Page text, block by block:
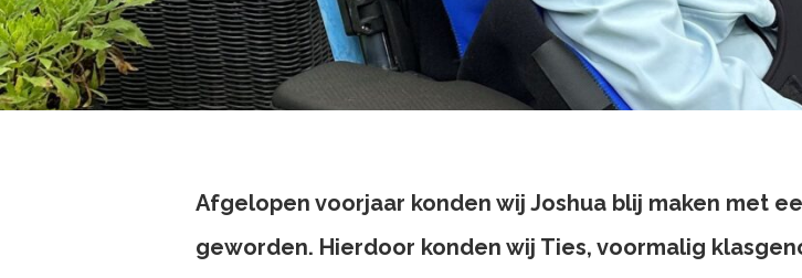
Afgelopen voorjaar konden wij Joshua blij maken met
geworden. Hierdoor konden wij Ties, voormalig